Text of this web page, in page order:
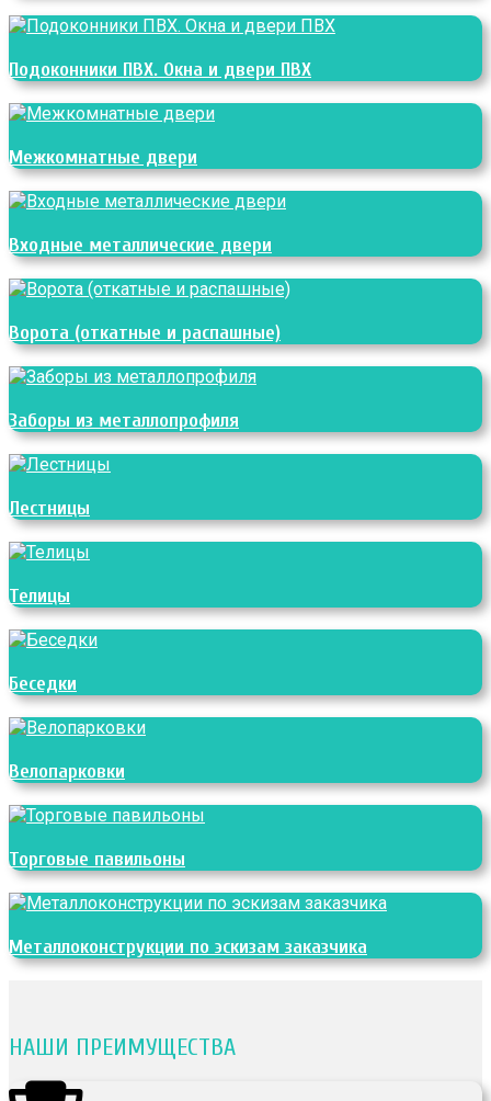
Подоконники ПВХ. Окна и двери ПВХ
Межкомнатные двери
Входные металлические двери
Ворота (откатные и распашные)
Заборы из металлопрофиля
Лестницы
Телицы
Беседки
Велопарковки
Торговые павильоны
Металлоконструкции по эскизам заказчика
НАШИ ПРЕИМУЩЕСТВА